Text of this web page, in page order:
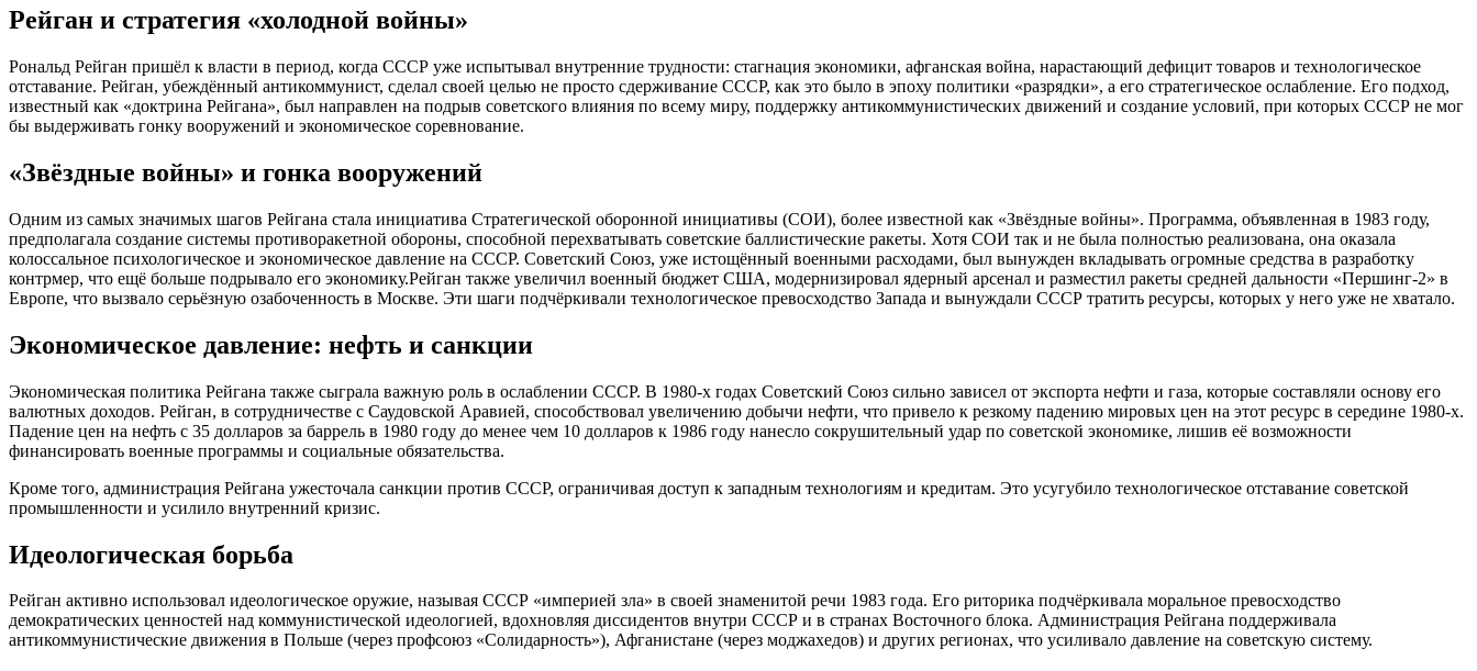
Рейган и стратегия «холодной войны»
Рональд Рейган пришёл к власти в период, когда СССР уже испытывал внутренние трудности: стагнация экономики, афганская война, нарастающий дефицит товаров и технологическое
отставание. Рейган, убеждённый антикоммунист, сделал своей целью не просто сдерживание СССР, как это было в эпоху политики «разрядки», а его стратегическое ослабление. Его подход,
известный как «доктрина Рейгана», был направлен на подрыв советского влияния по всему миру, поддержку антикоммунистических движений и создание условий, при которых СССР не мог
бы выдерживать гонку вооружений и экономическое соревнование.
«Звёздные войны» и гонка вооружений
Одним из самых значимых шагов Рейгана стала инициатива Стратегической оборонной инициативы (СОИ), более известной как «Звёздные войны». Программа, объявленная в 1983 году,
предполагала создание системы противоракетной обороны, способной перехватывать советские баллистические ракеты. Хотя СОИ так и не была полностью реализована, она оказала
колоссальное психологическое и экономическое давление на СССР. Советский Союз, уже истощённый военными расходами, был вынужден вкладывать огромные средства в разработку
контрмер, что ещё больше подрывало его экономику.Рейган также увеличил военный бюджет США, модернизировал ядерный арсенал и разместил ракеты средней дальности «Першинг-2» в
Европе, что вызвало серьёзную озабоченность в Москве. Эти шаги подчёркивали технологическое превосходство Запада и вынуждали СССР тратить ресурсы, которых у него уже не хватало.
Экономическое давление: нефть и санкции
Экономическая политика Рейгана также сыграла важную роль в ослаблении СССР. В 1980-х годах Советский Союз сильно зависел от экспорта нефти и газа, которые составляли основу его
валютных доходов. Рейган, в сотрудничестве с Саудовской Аравией, способствовал увеличению добычи нефти, что привело к резкому падению мировых цен на этот ресурс в середине 1980-х.
Падение цен на нефть с 35 долларов за баррель в 1980 году до менее чем 10 долларов к 1986 году нанесло сокрушительный удар по советской экономике, лишив её возможности
финансировать военные программы и социальные обязательства.
Кроме того, администрация Рейгана ужесточала санкции против СССР, ограничивая доступ к западным технологиям и кредитам. Это усугубило технологическое отставание советской
промышленности и усилило внутренний кризис.
Идеологическая борьба
Рейган активно использовал идеологическое оружие, называя СССР «империей зла» в своей знаменитой речи 1983 года. Его риторика подчёркивала моральное превосходство
демократических ценностей над коммунистической идеологией, вдохновляя диссидентов внутри СССР и в странах Восточного блока. Администрация Рейгана поддерживала
антикоммунистические движения в Польше (через профсоюз «Солидарность»), Афганистане (через моджахедов) и других регионах, что усиливало давление на советскую систему.